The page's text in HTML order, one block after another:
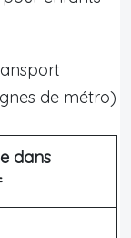
de métro)
dans